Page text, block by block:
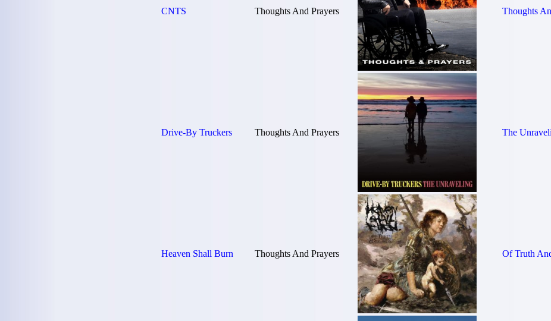
CNTS Thoughts And Prayers Thoughts
Drive-By Truckers Thoughts And Prayers The
Heaven Shall Burn Thoughts And Prayers Of Truth